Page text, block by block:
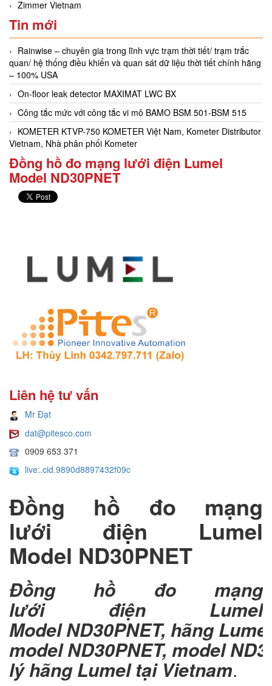
Zimmer Vietnam
Tin mới
Rainwise – chuyên gia trong lĩnh vực trạm thời tiết/ trạm trắc
quan/ hệ thống điều khiển và quan sát dữ liệu thời tiết chính hãng
– 100% USA
On-floor leak detector MAXIMAT LWC BX
Công tắc mức với công tắc vi mô BAMO BSM 501-BSM 515
KOMETER KTVP-750 KOMETER Việt Nam, Kometer Distributor
Vietnam, Nhà phân phối Kometer
Đồng hồ đo mạng lưới điện Lumel
Model ND30PNET
Liên hệ tư vấn
Mr Đạt
dat@pitesco.com
0909 653 371
live:.cid.9890d8897432f09c
Đồng hồ đo mạng
lưới điện Lumel
Model ND30PNET
Đồng hồ đo mạng
lưới điện Lumel
Model ND30PNET, hãng
model ND30PNET, model
lý hãng Lumel tại Vietnam.